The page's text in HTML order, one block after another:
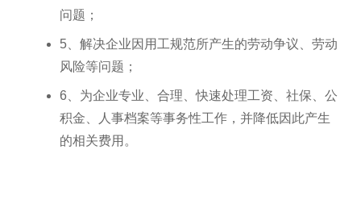
问题；
5、解决企业因用工规范所产生的劳动争议、劳动
风险等问题；
6、为企业专业、合理、快速处理工资、社保、公
积金、人事档案等事务性工作，并降低因此产生
的相关费用。